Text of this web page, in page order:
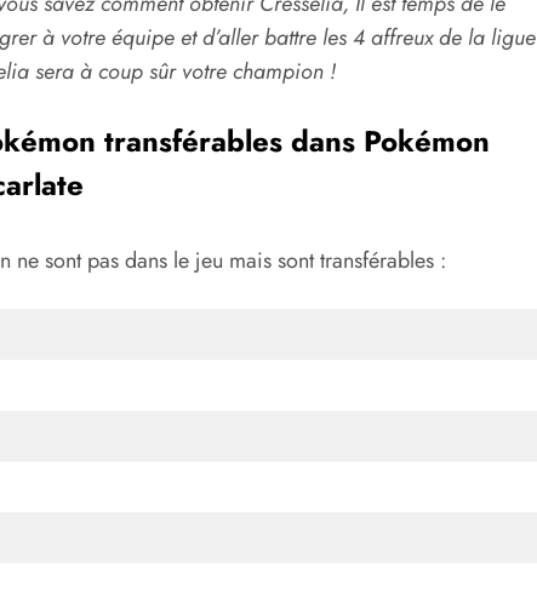
à votre équipe et d’aller battre les 4 affreux de la ligue
sera à coup sûr votre champion !
transférables dans Pokémon
ne sont pas dans le jeu mais sont transférables :